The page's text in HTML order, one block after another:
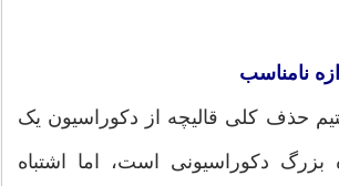
نامناسب
حذف کلی قالیچه از دکوراسیون یک
بزرگ دکوراسیونی است، اما اشتباه